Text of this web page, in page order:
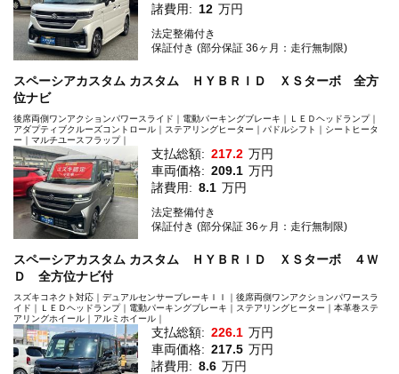
諸費用: 12 万円
法定整備付き
保証付き (部分保証 36ヶ月：走行無制限)
スペーシアカスタム カスタム ＨＹＢＲＩＤ ＸＳターボ 全方
位ナビ
後席両側ワンアクションパワースライド｜電動パーキングブレーキ｜ＬＥＤヘッドランプ｜
アダプティブクルーズコントロール｜ステアリングヒーター｜パドルシフト｜シートヒータ
ー｜マルチユースフラップ｜
支払総額: 217.2 万円
車両価格: 209.1 万円
諸費用: 8.1 万円
法定整備付き
保証付き (部分保証 36ヶ月：走行無制限)
スペーシアカスタム カスタム ＨＹＢＲＩＤ ＸＳターボ ４Ｗ
Ｄ 全方位ナビ付
スズキコネクト対応｜デュアルセンサーブレーキＩＩ｜後席両側ワンアクションパワースラ
イド｜ＬＥＤヘッドランプ｜電動パーキングブレーキ｜ステアリングヒーター｜本革巻ステ
アリングホイール｜アルミホイール｜
支払総額: 226.1 万円
車両価格: 217.5 万円
諸費用: 8.6 万円